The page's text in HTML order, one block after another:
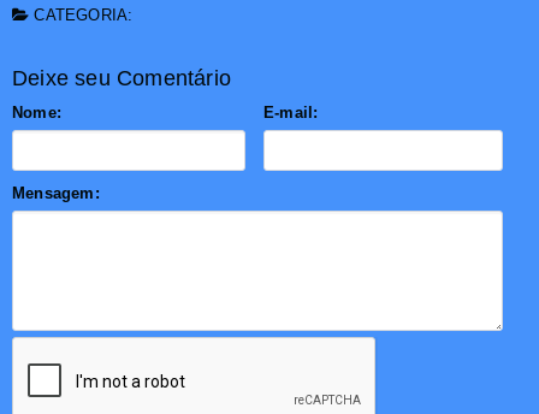
CATEGORIA:
Deixe seu Comentário
Nome: E-mail:
Mensagem: